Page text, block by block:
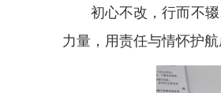
初心不改，行而不
力量，用责任与情怀护